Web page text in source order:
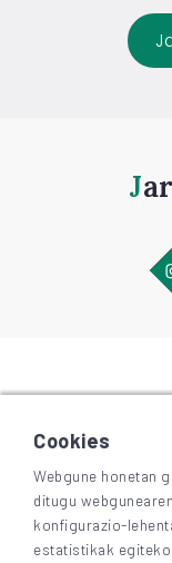
Cookies
Webgune honetan
ditugu
konfigurazio-
estatistikak egiteko.